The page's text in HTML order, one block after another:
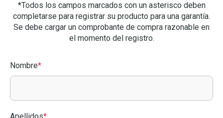
*Todos los campos marcados con un asterisco deben
completarse para registrar su producto para una garantía.
Se debe cargar un comprobante de compra razonable en
el momento del registro.
Nombre*